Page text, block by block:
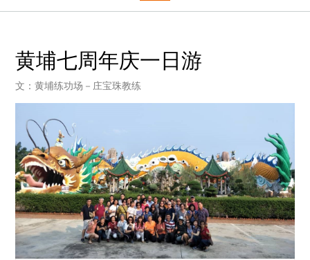
黄埔七周年庆一日游
文：黄埔练功场－庄宝珠教练